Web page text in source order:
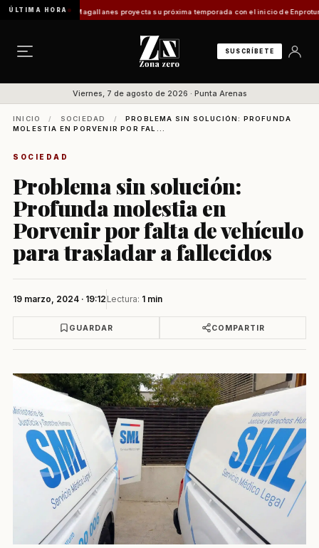
ÚLTIMA HORA
Turismo en Magallanes proyecta su próxima temporada con el inicio de Enprotur
SUSCRÍBETE
Viernes, 7 de agosto de 2026 · Punta Arenas
INICIO / SOCIEDAD /
PROBLEMA SIN SOLUCIÓN: PROFUNDA
MOLESTIA EN PORVENIR POR FAL...
SOCIEDAD
Problema sin solución:
Profunda molestia en
Porvenir por falta de vehículo
para trasladar a fallecidos
19 marzo, 2024 · 19:12 Lectura: 1 min
GUARDAR COMPARTIR